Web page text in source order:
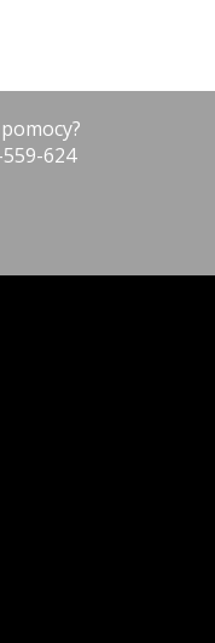
624